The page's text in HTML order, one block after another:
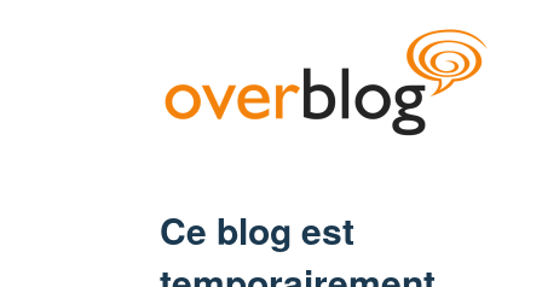
Ce blog est